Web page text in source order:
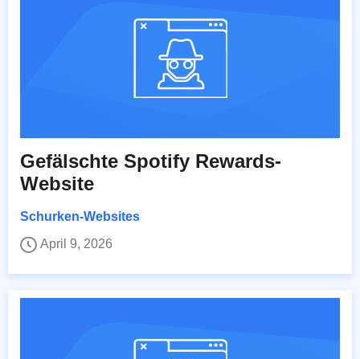
Gefälschte Spotify Rewards-
Website
Schurken-Websites
April 9, 2026